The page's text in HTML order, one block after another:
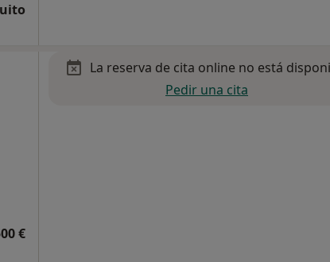
€
La reserva de cita online no está
Pedir una cita